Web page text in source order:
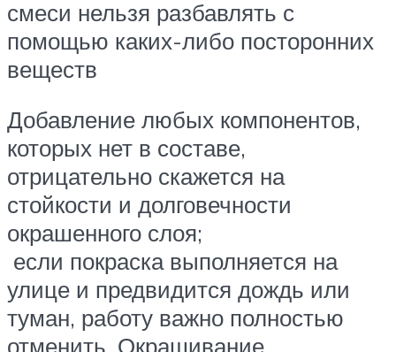
смеси нельзя разбавлять с
помощью каких-либо посторонних
веществ
Добавление любых компонентов,
которых нет в составе,
отрицательно скажется на
стойкости и долговечности
окрашенного слоя;
если покраска выполняется на
улице и предвидится дождь или
туман, работу важно полностью
отменить. Окрашивание